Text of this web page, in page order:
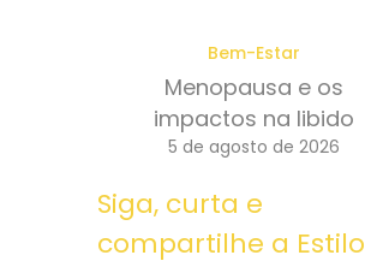
Bem-Estar
Menopausa e os
impactos na libido
5 de agosto de 2026
Siga, curta e
compartilhe a Estilo